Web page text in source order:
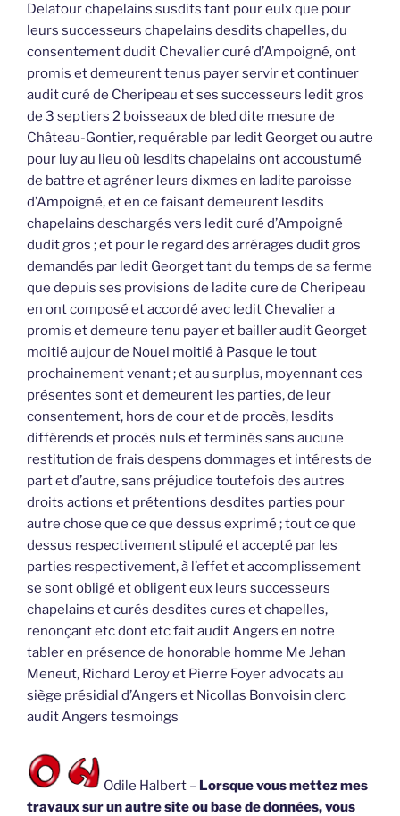
Delatour chapelains susdits tant pour eulx que pour
leurs successeurs chapelains desdits chapelles, du
consentement dudit Chevalier curé d’Ampoigné, ont
promis et demeurent tenus payer servir et continuer
audit curé de Cheripeau et ses successeurs ledit gros
de 3 septiers 2 boisseaux de bled dite mesure de
Château-Gontier, requérable par ledit Georget ou autre
pour luy au lieu où lesdits chapelains ont accoustumé
de battre et agréner leurs dixmes en ladite paroisse
d’Ampoigné, et en ce faisant demeurent lesdits
chapelains deschargés vers ledit curé d’Ampoigné
dudit gros ; et pour le regard des arrérages dudit gros
demandés par ledit Georget tant du temps de sa ferme
que depuis ses provisions de ladite cure de Cheripeau
en ont composé et accordé avec ledit Chevalier a
promis et demeure tenu payer et bailler audit Georget
moitié aujour de Nouel moitié à Pasque le tout
prochainement venant ; et au surplus, moyennant ces
présentes sont et demeurent les parties, de leur
consentement, hors de cour et de procès, lesdits
différends et procès nuls et terminés sans aucune
restitution de frais despens dommages et intérests de
part et d’autre, sans préjudice toutefois des autres
droits actions et prétentions desdites parties pour
autre chose que ce que dessus exprimé ; tout ce que
dessus respectivement stipulé et accepté par les
parties respectivement, à l’effet et accomplissement
se sont obligé et obligent eux leurs successeurs
chapelains et curés desdites cures et chapelles,
renonçant etc dont etc fait audit Angers en notre
tabler en présence de honorable homme Me Jehan
Meneut, Richard Leroy et Pierre Foyer advocats au
siège présidial d’Angers et Nicollas Bonvoisin clerc
audit Angers tesmoings
Odile Halbert – Lorsque vous mettez mes
travaux sur un autre site ou base de données, vous